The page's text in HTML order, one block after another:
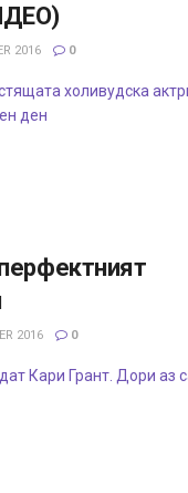
2016 0
холивудска
ден
2016 0
Кари Грант. Дори аз